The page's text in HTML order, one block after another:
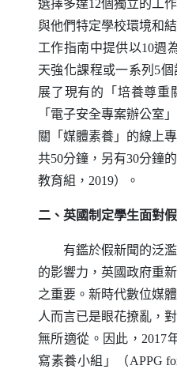
選擇多達12個獨立的工
與他們特定學校環境和
工作指南中提供以10週
天強化課程或一系列5
展了現有的「培養尊重
「電子安全專案辦公室
關「媒體素養」的線上
共50分鐘，另有30分鐘
教育組，2019）。
二、英國制定學生面對
有鑑於假新聞的泛濫
的影響力，英國政府重
之重要。新時代數位媒
人而言已是眼花撩亂，
無所適從。因此，2017
寫素養小組」（APPG